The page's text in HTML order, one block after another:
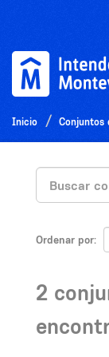
Inicio Conjuntos
Ordenar por
2